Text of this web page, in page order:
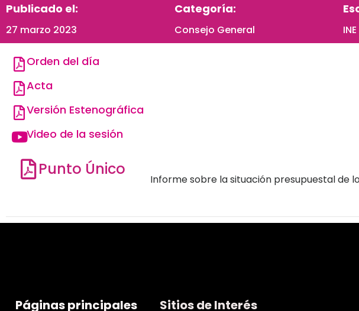
Publicado el:
27 marzo 2023
Categoría:
Consejo General INE
Orden del día
Acta
Versión Estenográfica
Video de la sesión
Punto Único
Informe sobre la situación presupuestal de
Páginas principales Sitios de Interés